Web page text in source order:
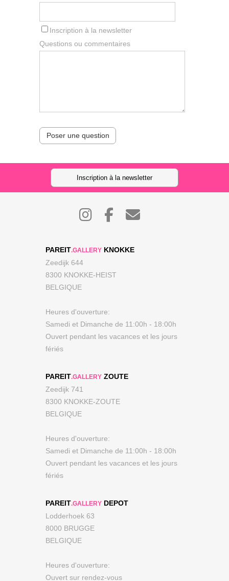
Inscription à la newsletter
Questions ou commentaires
Poser une question
Inscription à la newsletter
PAREIT.GALLERY KNOKKE
Zeedijk 644
8300 KNOKKE-HEIST
BELGIQUE
Heures d'ouverture:
Samedi et Dimanche de 11:00h - 18:00h
Ouvert pendant les vacances et les jours
fériés
PAREIT.GALLERY ZOUTE
Zeedijk 741
8300 KNOKKE-ZOUTE
BELGIQUE
Heures d'ouverture:
Samedi et Dimanche de 11:00h - 18:00h
Ouvert pendant les vacances et les jours
fériés
PAREIT.GALLERY DEPOT
Lodderhoek 63
8000 BRUGGE
BELGIQUE
Heures d'ouverture:
Ouvert sur rendez-vous